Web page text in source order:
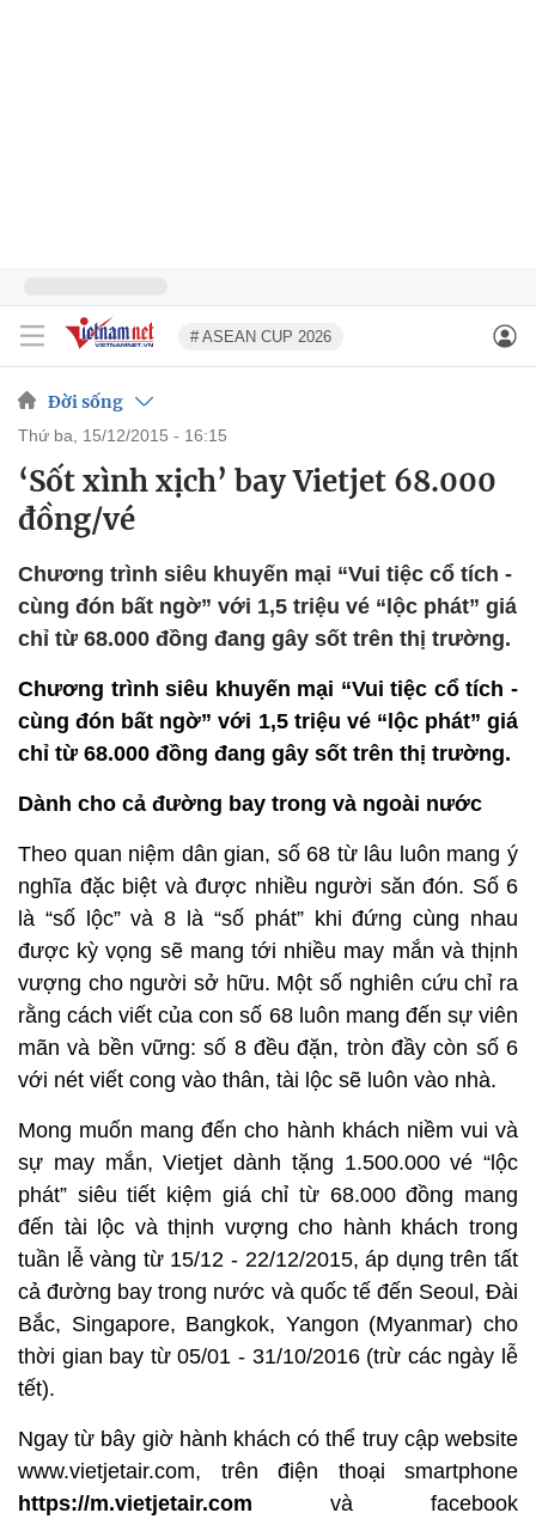
# ASEAN CUP 2026
Đời sống
thứ ba, 15/12/2015 - 16:15
‘Sốt xình xịch’ bay Vietjet 68.000
đồng/vé
Chương trình siêu khuyến mại “Vui tiệc cổ tích -
cùng đón bất ngờ” với 1,5 triệu vé “lộc phát” giá
chỉ từ 68.000 đồng đang gây sốt trên thị trường.
Chương trình siêu khuyến mại “Vui tiệc cổ tích -
cùng đón bất ngờ” với 1,5 triệu vé “lộc phát” giá
chỉ từ 68.000 đồng đang gây sốt trên thị trường.
Dành cho cả đường bay trong và ngoài nước
Theo quan niệm dân gian, số 68 từ lâu luôn mang ý
nghĩa đặc biệt và được nhiều người săn đón. Số 6
là “số lộc” và 8 là “số phát” khi đứng cùng nhau
được kỳ vọng sẽ mang tới nhiều may mắn và thịnh
vượng cho người sở hữu. Một số nghiên cứu chỉ ra
rằng cách viết của con số 68 luôn mang đến sự viên
mãn và bền vững: số 8 đều đặn, tròn đầy còn số 6
với nét viết cong vào thân, tài lộc sẽ luôn vào nhà.
Mong muốn mang đến cho hành khách niềm vui và
sự may mắn, Vietjet dành tặng 1.500.000 vé “lộc
phát” siêu tiết kiệm giá chỉ từ 68.000 đồng mang
đến tài lộc và thịnh vượng cho hành khách trong
tuần lễ vàng từ 15/12 - 22/12/2015, áp dụng trên tất
cả đường bay trong nước và quốc tế đến Seoul, Đài
Bắc, Singapore, Bangkok, Yangon (Myanmar) cho
thời gian bay từ 05/01 - 31/10/2016 (trừ các ngày lễ
tết).
Ngay từ bây giờ hành khách có thể truy cập website
www.vietjetair.com, trên điện thoại smartphone
https://m.vietjetair.com và facebook